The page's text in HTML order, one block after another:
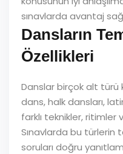
sınavlarda avantaj
Dansların
Özellikleri
Danslar birçok alt türü
dans, halk dansları,
farklı teknikler, ritimler
Sınavlarda bu türlerin
soruları doğru